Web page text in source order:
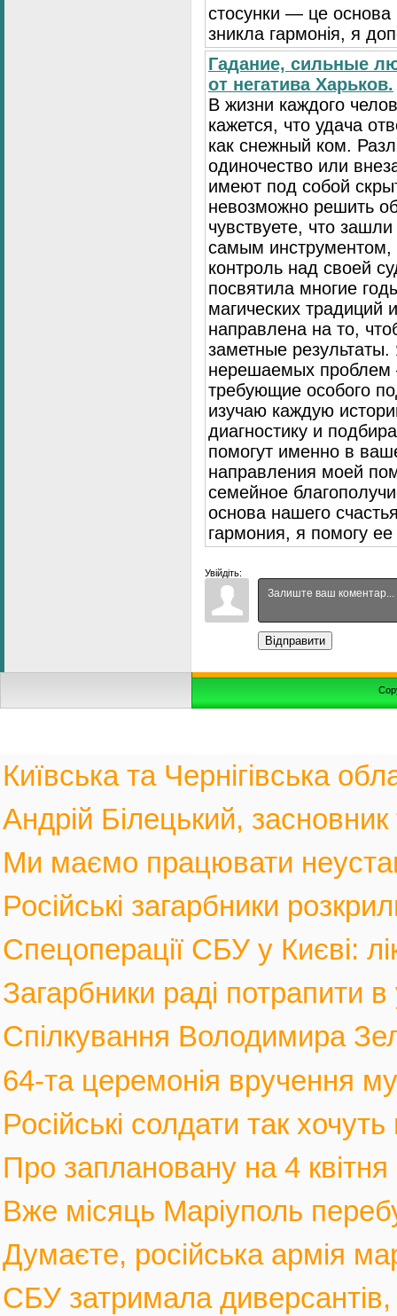
стосунки — це
зникла гармонія, я
Гадание, сильные
от негатива Харьков.
В жизни каждого
кажется, что удача
как снежный ком.
одиночество или
имеют под собой
невозможно решить
чувствуете, что
самым инструментом,
контроль над своей
посвятила многие
магических традиций
направлена на то,
заметные
нерешаемых
требующие особого
изучаю каждую
диагностику и
помогут именно в
направления моей
семейное
основа нашего
гармония, я помогу ее
Увійдіть:
Відправити
Київська та Чернігівська
Андрій Білецький,
Ми маємо працювати
Російські загарбники
Спецоперації СБУ у Києві:
Загарбники раді потрапити
Спілкування Володимира
64-та церемонія вручення
Російські солдати так
Про заплановану на 4
Вже місяць Маріуполь
Думаєте, російська армія
СБУ затримала диверсантів,